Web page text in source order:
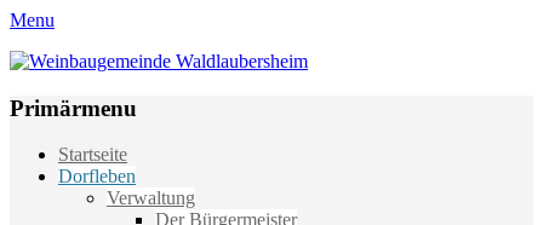
Menu
Weinbaugemeinde Waldlaubersheim
Primärmenu
Weiter
zum
Startseite
Dorfleben
Verwaltung
Der Bürgermeister